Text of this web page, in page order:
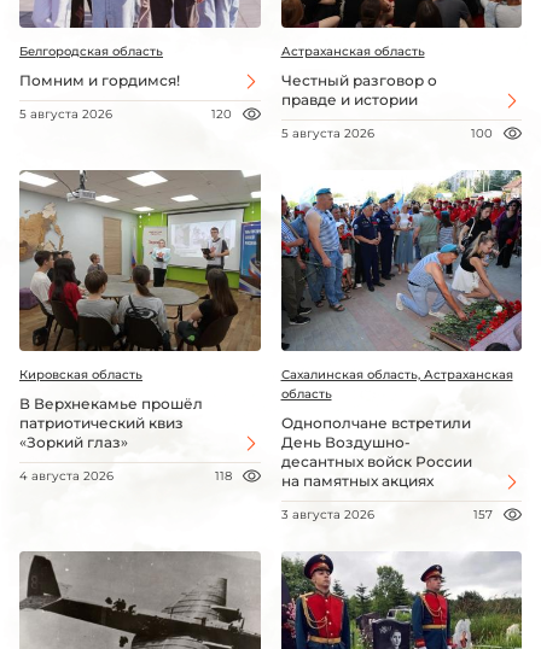
Белгородская область
Помним и гордимся!
5 августа 2026 120
Астраханская область
Честный разговор о
правде и истории
5 августа 2026 100
Кировская область
В Верхнекамье прошёл
патриотический квиз
«Зоркий глаз»
4 августа 2026 118
Сахалинская область, Астраханская
область
Однополчане встретили
День Воздушно-
десантных войск России
на памятных акциях
3 августа 2026 157